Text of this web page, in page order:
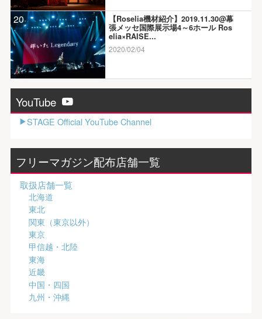
20
【Roselia機材紹介】2019.11.30@幕
張メッセ国際展示場4～6ホール Ros
elia×RAISE...
2020/02/04
YouTube
STAGE Official YouTube Channel
フリーマガジン配布店舗一覧
取扱店舗一覧
北海道
東北
関東（東京以外）
東京
甲信越・北陸
東海
近畿
中国・四国
九州・沖縄